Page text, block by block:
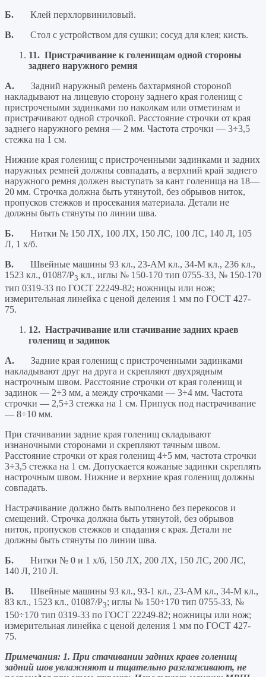
Б. Клей перхлорвиниловый.
В. Стол с устройством для сушки; сосуд для клея; кисть.
11. Пристрачивание к голенищам одной стороны
заднего наружного ремня
А. Задний наружный ремень бахтармяной стороной
накладывают на лицевую сторону заднего края голенищ с
пристрочеными задинками по наколкам или отметинам и
пристрачивают одной строчкой. Расстояние строчки от края
заднего наружного ремня — 2 мм. Частота строчки — 3÷3,5
стежка на 1 см.
Нижние края голенищ с пристроченными задинками и задних
наружных ремней должны совпадать, а верхний край заднего
наружного ремня должен выступать за кант голенища на 18—
20 мм. Строчка должна быть утянутой, без обрывов ниток,
пропусков стежков и просекания материала. Детали не
должны быть стянуты по линии шва.
Б. Нитки № 150 ЛХ, 100 ЛХ, 150 ЛС, 100 ЛС, 140 Л, 105
Л, 1 х/б.
В. Швейные машины 93 кл., 23-АМ кл., 34-М кл., 236 кл.,
1523 кл., 01087/Р3 кл., иглы № 150-170 тип 0755-33, № 150-170
тип 0319-33 по ГОСТ 22249-82; ножницы или нож;
измерительная линейка с ценой деления 1 мм по ГОСТ 427-
75.
12. Настрачивание или стачивание задних краев
голенищ и задинок
А. Задние края голенищ с пристроченными задинками
накладывают друг на друга и скрепляют двухрядным
настрочным швом. Расстояние строчки от края голенищ и
задинок — 2÷3 мм, а между строчками — 3÷4 мм. Частота
строчки — 2,5÷3 стежка на 1 см. Припуск под настрачивание
— 8÷10 мм.
При стачивании задние края голенищ складывают
изнаночными сторонами и скрепляют тачным швом.
Расстояние строчки от края голенищ 4÷5 мм, частота строчки
3÷3,5 стежка на 1 см. До­пускается кожаные задинки скреплять
настрочным швом. Нижние и верхние края голенищ должны
совпадать.
Настрачивание должно быть выполнено без перекосов и
смещений. Строчка должна быть утянутой, без обрывов
ниток, пропусков стежков и спадания с края. Детали не
должны быть стяну­ты по линии шва.
Б. Нитки № 0 и 1 х/б, 150 ЛХ, 200 ЛХ, 150 ЛС, 200 ЛС,
140 Л, 210 Л.
В. Швейные машины 93 кл., 93-1 кл., 23-АМ кл., 34-М кл.,
83 кл., 1523 кл., 01087/Р3; иглы № 150÷170 тип 0755-33, №
150÷170 тип 0319-33 по ГОСТ 22249-82; ножницы или нож;
измерительная линейка с ценой деления 1 мм по ГОСТ 427-
75.
Примечания: 1. При стачивании задних краев голенищ
задний шов увлажняют и тщательно разглаживают, не